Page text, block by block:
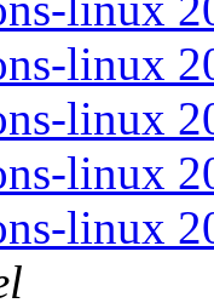
linux
linux
linux
linux